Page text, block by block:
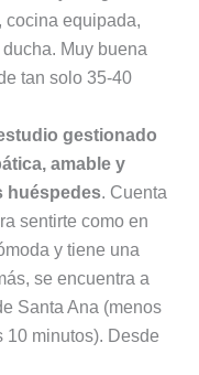
cocina equipada,
Muy buena
tan solo 35-40
gestionado
amable y
huéspedes. Cuenta
sentirte como en
y tiene una
se encuentra a
Santa Ana (menos
10 minutos). Desde